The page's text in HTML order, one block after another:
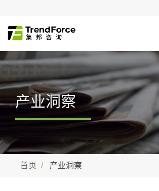
产业洞察
首页 产业洞察